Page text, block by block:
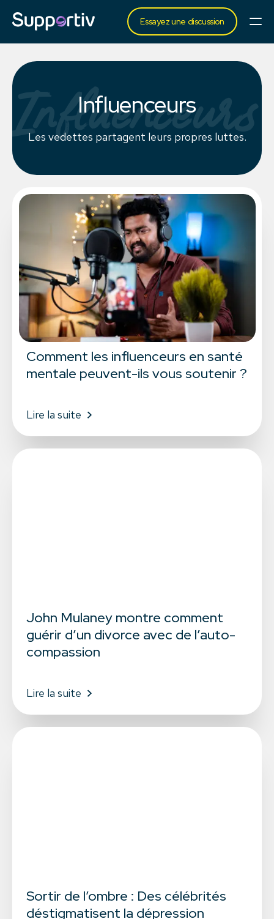
Essayez une discussion
Influenceurs
Influenceurs
Les vedettes partagent leurs propres luttes.
Comment les influenceurs en santé
mentale peuvent-ils vous soutenir ?
Lire la suite
John Mulaney montre comment
guérir d’un divorce avec de l’auto-
compassion
Lire la suite
Sortir de l’ombre : Des célébrités
déstigmatisent la dépression